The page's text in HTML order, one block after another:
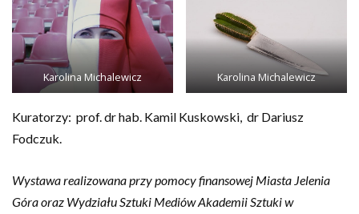
Karolina Michalewicz Karolina Michalewicz
Kuratorzy: prof. dr hab. Kamil Kuskowski, dr Dariusz
Fodczuk.
Wystawa realizowana przy pomocy finansowej Miasta Jelenia
Góra oraz Wydziału Sztuki Mediów Akademii Sztuki w